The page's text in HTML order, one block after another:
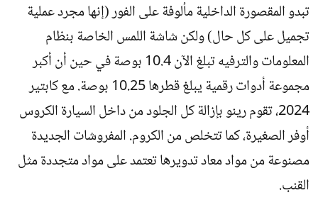
تبدو المقصورة الداخلية مألوفة على الفور (إنها مجرد عملية
تجميل على كل حال) ولكن شاشة اللمس الخاصة بنظام
المعلومات والترفيه تبلغ الآن 10.4 بوصة في حين أن أكبر
مجموعة أدوات رقمية يبلغ قطرها 10.25 بوصة. مع كابتير
2024، تقوم رينو بإزالة كل الجلود من داخل السيارة الكروس
أوفر الصغيرة، كما تتخلص من الكروم. المفروشات الجديدة
مصنوعة من مواد معاد تدويرها تعتمد على مواد متجددة مثل
القنب.